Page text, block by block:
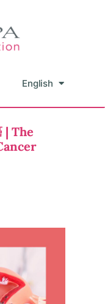
English
中文
| The